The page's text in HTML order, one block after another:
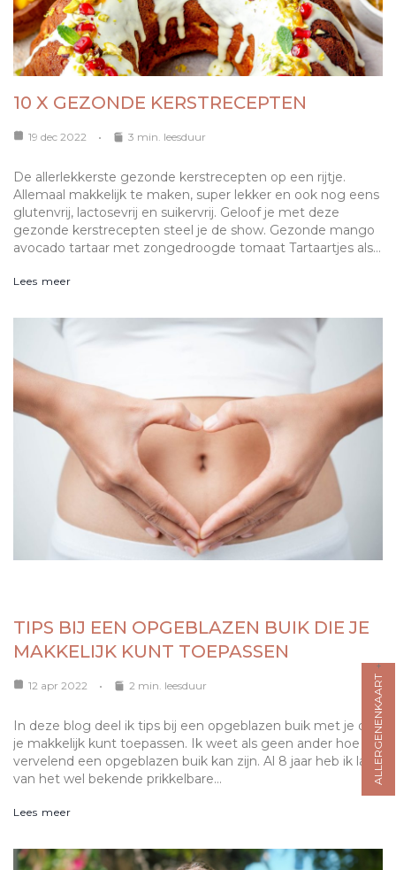
ALLERGENENKAART
10 X GEZONDE KERSTRECEPTEN
19 dec 2022 3 min. leesduur
De allerlekkerste gezonde kerstrecepten op een rijtje.
Allemaal makkelijk te maken, super lekker en ook nog eens
glutenvrij, lactosevrij en suikervrij. Geloof je met deze
gezonde kerstrecepten steel je de show. Gezonde mango
avocado tartaar met zongedroogde tomaat Tartaartjes als…
Lees meer
TIPS BIJ EEN OPGEBLAZEN BUIK DIE JE
MAKKELIJK KUNT TOEPASSEN
12 apr 2022 2 min. leesduur
In deze blog deel ik tips bij een opgeblazen buik met je die
je makkelijk kunt toepassen. Ik weet als geen ander hoe
vervelend een opgeblazen buik kan zijn. Al 8 jaar heb ik last
van het wel bekende prikkelbare…
Lees meer